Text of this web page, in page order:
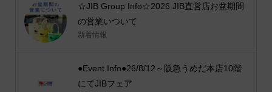
☆JIB Group Info☆2026 JIB直営店お盆期間
の営業いついて
新着情報
●Event Info●26/8/12～阪急うめだ本店10階
にてJIBフェア